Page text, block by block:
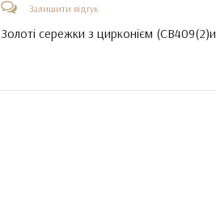
Залишити відгук
Золоті сережки з цирконієм (СВ409(2)и